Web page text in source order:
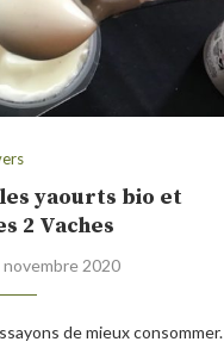
yaourts bio et
2 Vaches
novembre 2020
de mieux consommer.